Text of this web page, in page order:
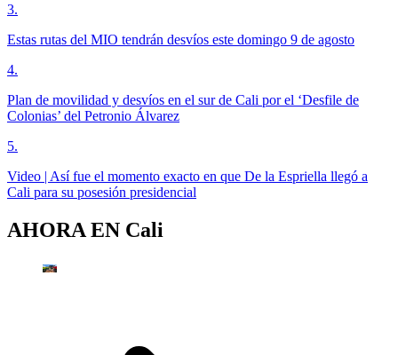
3.
Estas rutas del MIO tendrán desvíos este domingo 9 de agosto
4.
Plan de movilidad y desvíos en el sur de Cali por el ‘Desfile de
Colonias’ del Petronio Álvarez
5.
Video | Así fue el momento exacto en que De la Espriella llegó a
Cali para su posesión presidencial
AHORA EN Cali